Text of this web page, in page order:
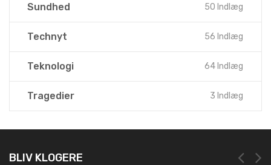
Sundhed 50 Indlæg
Technyt 56 Indlæg
Teknologi 64 Indlæg
Tragedier 3 Indlæg
BLIV KLOGERE